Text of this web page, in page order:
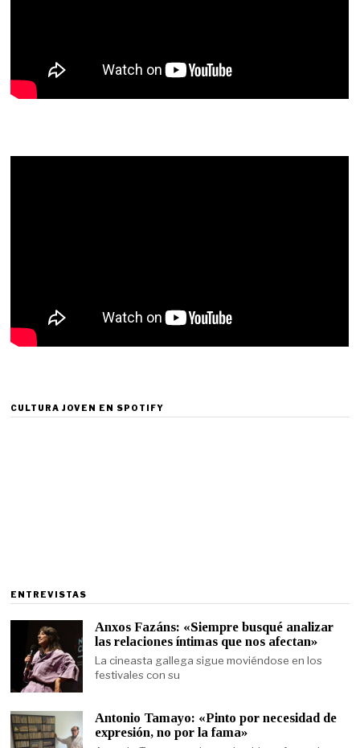
CULTURA JOVEN EN SPOTIFY
ENTREVISTAS
Anxos Fazáns: «Siempre busqué analizar
las relaciones íntimas que nos afectan»
La cineasta gallega sigue moviéndose en los
festivales con su
Antonio Tamayo: «Pinto por necesidad de
expresión, no por la fama»